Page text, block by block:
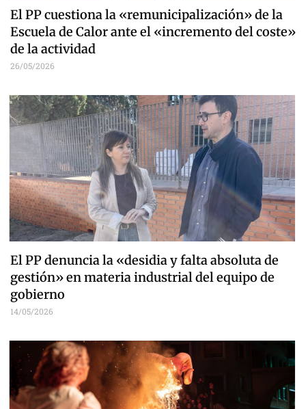
El PP cuestiona la «remunicipalización» de la
Escuela de Calor ante el «incremento del coste»
de la actividad
26/05/2026
El PP denuncia la «desidia y falta absoluta de
gestión» en materia industrial del equipo de
gobierno
14/05/2026